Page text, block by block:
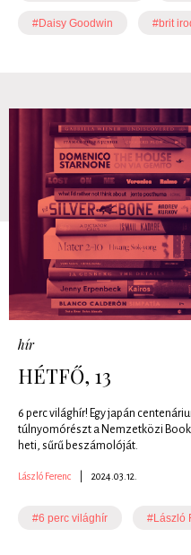
#Daisy Goodwin #brit
hír
HÉTFŐ, 13
6 perc világhír! Egy japán
túlnyomórészt a Nemzetközi
heti, sűrű beszámolóját.
László Ferenc 2024.03.12.
#6 perc világhír #László